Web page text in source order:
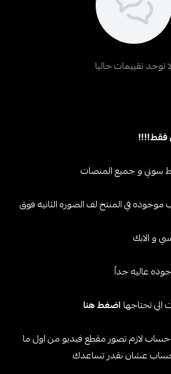
فقط‼️‼️
سوني و جميع المنصات
في المنتج لف الصوره الثانيه فوق
و الابك
عاليه جداً
تحتاجها اضغط هنا
لازم تصور مقطع فيديو من اول ما
عشان نقدر تساعدك
توجد تقييمات حاليا